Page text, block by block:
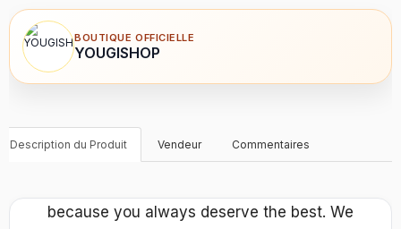
BOUTIQUE OFFICIELLE
YOUGISHOP
Description du Produit Vendeur Commentaires
because you always deserve the best. We